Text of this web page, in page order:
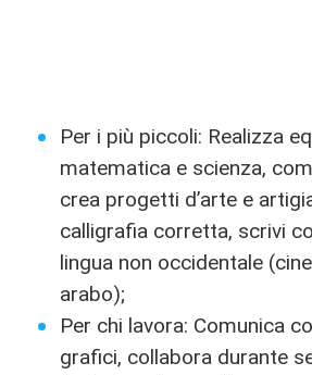
Per i più piccoli: Realizza
matematica e scienza,
crea progetti d’arte e
calligrafia corretta, scrivi
lingua non occidentale
arabo);
Per chi lavora: Comunica
grafici, collabora durante